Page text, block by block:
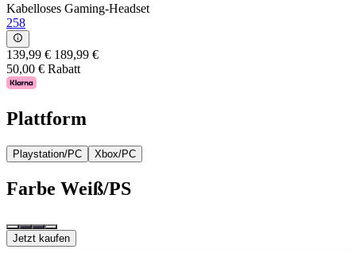
Kabelloses Gaming-Headset
258
139,99 € 189,99 €
50,00 € Rabatt
Plattform
Playstation/PC Xbox/PC
Farbe Weiß/PS
Jetzt kaufen